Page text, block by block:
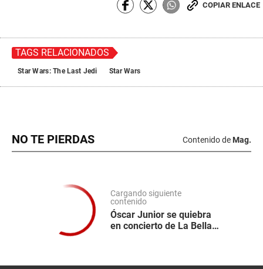
COPIAR ENLACE
TAGS RELACIONADOS
Star Wars: The Last Jedi Star Wars
NO TE PIERDAS Contenido de Mag.
Cargando siguiente
contenido
Óscar Junior se quiebra
en concierto de La Bella